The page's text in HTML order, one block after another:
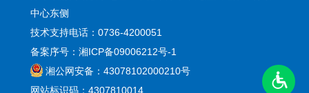
中心东侧
技术支持电话：0736-4200051
备案序号：湘ICP备09006212号-1
湘公网安备：43078102000210号
网站标识码：4307810014